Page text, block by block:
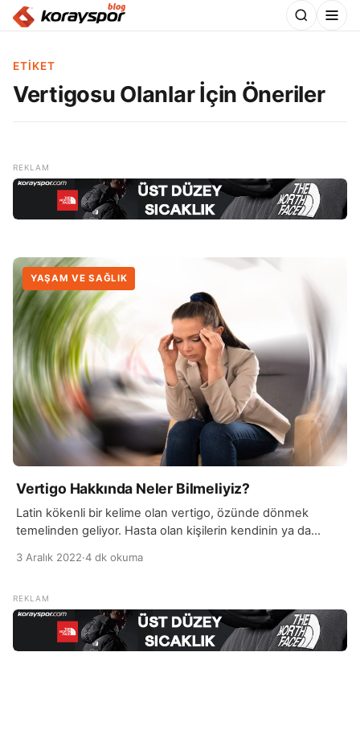
ETIKET
Vertigosu Olanlar İçin Öneriler
YAŞAM VE SAĞLIK
Vertigo Hakkında Neler Bilmeliyiz?
Latin kökenli bir kelime olan vertigo, özünde dönmek
temelinden geliyor. Hasta olan kişilerin kendinin ya da
adı değildir. Merkezi sinir sistemi, kalp ve damar sağlığı, tüm
kulak bölgelerinde yaşanan hastalıklar sonucunda kişide,
vertigo […]
3 Aralık 2022·4 dk okuma